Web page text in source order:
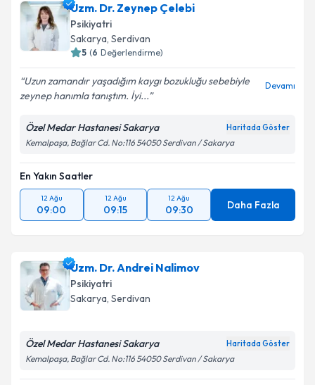
E-posta Adresiniz
Kişisel verilerimin işlenmesine ilişkinAydınlatma
Metni'ni okudum ve kişisel verilerimin belirtilen
Uzm. Dr. Zeynep Çelebi
Psikiyatri
Sakarya, Serdivan
5 (6 Değerlendirme)
Uzun zamandır yaşadığım kaygı bozukluğu sebebiyle
zeynep hanımla tanıştım. İyi...
Devamı
Özel Medar Hastanesi Sakarya Haritada Göster
Kemalpaşa, Bağlar Cd. No:116 54050 Serdivan / Sakarya
En Yakın Saatler
12 Ağu
09:00
12 Ağu
09:15
12 Ağu
09:30 Daha Fazla
Uzm. Dr. Andrei Nalimov
Psikiyatri
Sakarya, Serdivan
Özel Medar Hastanesi Sakarya Haritada Göster
Kemalpaşa, Bağlar Cd. No:116 54050 Serdivan / Sakarya